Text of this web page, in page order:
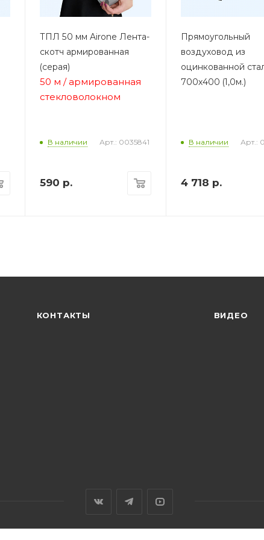
ТПЛ 50 мм Airone Лента-
скотч армированная
(серая)
50 м / армированная
стекловолокном
В наличии Арт.: 0035841
590 р.
Прямоугольный
воздуховод из
оцинкованной
700х400 (1,0м.)
В наличии Арт.:
4 718 р.
КОНТАКТЫ ВИДЕО